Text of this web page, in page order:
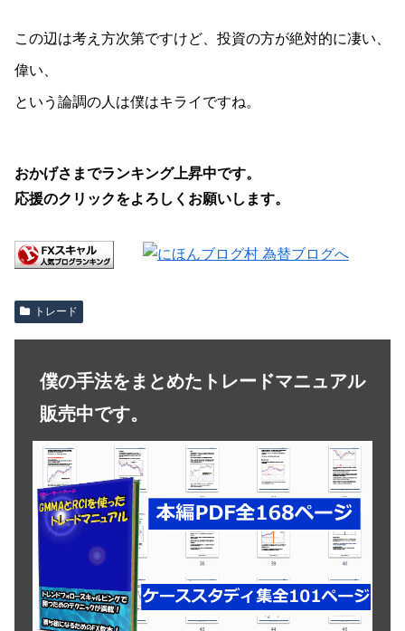
この辺は考え方次第ですけど、投資の方が絶対的に凄い、
偉い、
という論調の人は僕はキライですね。
おかげさまでランキング上昇中です。
応援のクリックをよろしくお願いします。
トレード
僕の手法をまとめたトレードマニュアル
販売中です。